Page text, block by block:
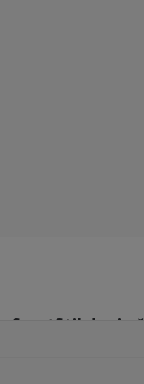
SportStil de viață